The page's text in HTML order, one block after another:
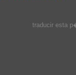
traducir esta